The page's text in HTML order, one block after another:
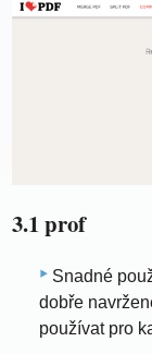
3.1 prof
Snadné
dobře
používat pro